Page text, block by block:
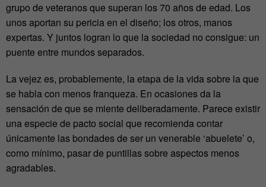
grupo de veteranos que superan los 70 años de edad. Los
unos aportan su pericia en el diseño; los otros, manos
expertas. Y juntos logran lo que la sociedad no consigue: un
puente entre mundos separados.
La vejez es, probablemente, la etapa de la vida sobre la que
se habla con menos franqueza. En ocasiones da la
sensación de que se miente deliberadamente. Parece existir
una especie de pacto social que recomienda contar
únicamente las bondades de ser un venerable ‘abuelete’ o,
como mínimo, pasar de puntillas sobre aspectos menos
agradables.